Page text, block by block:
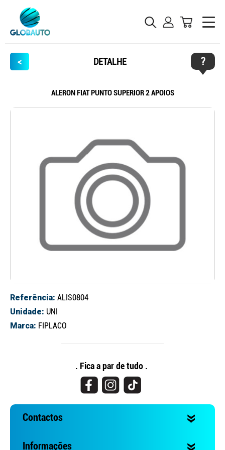
< DETALHE ?
ALERON FIAT PUNTO SUPERIOR 2 APOIOS
Referência: ALIS0804
Unidade: UNI
Marca: FIPLACO
. Fica a par de tudo .
Contactos
Informações